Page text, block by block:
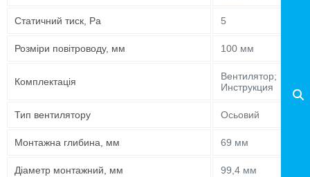
Статичний тиск, Pa 5
Розміри повітроводу, мм 100 мм
Комплектація
Вентилятор;
Инструкция
Тип вентилятору Осьовий
Монтажна глибина, мм 69 мм
Діаметр монтажний, мм 99,4 мм